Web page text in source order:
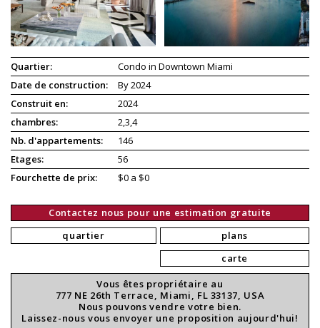
Quartier:
Condo in Downtown Miami
Date de construction:
By 2024
Construit en:
2024
chambres:
2,3,4
Nb. d'appartements:
146
Etages:
56
Fourchette de prix:
$0 a $0
Contactez nous pour une estimation gratuite
quartier
plans
carte
Vous êtes propriétaire au
777 NE 26th Terrace, Miami, FL 33137, USA
Nous pouvons vendre votre bien.
Laissez-nous vous envoyer une proposition aujourd'hui!